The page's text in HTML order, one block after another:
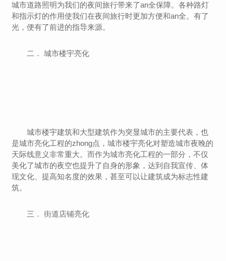
城市道路照明为我们的夜间旅行带来了an全保障。各种路灯
和指示灯的作用使我们在夜间旅行时更加方便和an全。有了
光，便有了前进的指导来源。
二． 城市楼宇亮化
城市楼宇建筑和大型建筑作为突显城市的主要代表，也
是城市亮化工程的zhong点，城市楼宇亮化对塑造城市夜晚的
天际线意义非常重大。而作为城市亮化工程的一部分，不仅
美化了城市的夜空也提升了自身的形象，达到自我宣传、体
现文化、提高知名度的效果，甚至可以让建筑成为标志性建
筑。
三． 街道店铺亮化